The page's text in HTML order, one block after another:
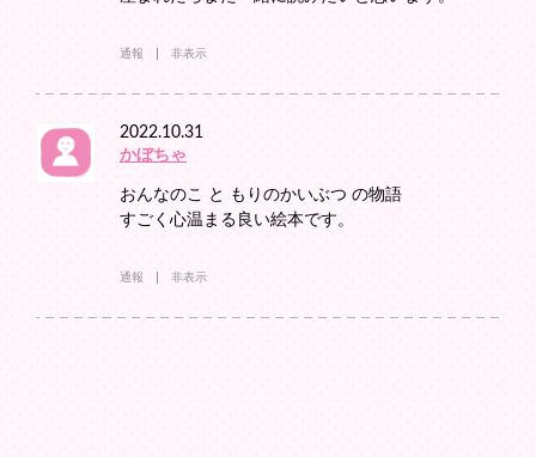
通報 非表示
2022.10.31
かぼちゃ
おんなのこ と もりのかいぶつ の物語
すごく心温まる良い絵本です。
通報 非表示